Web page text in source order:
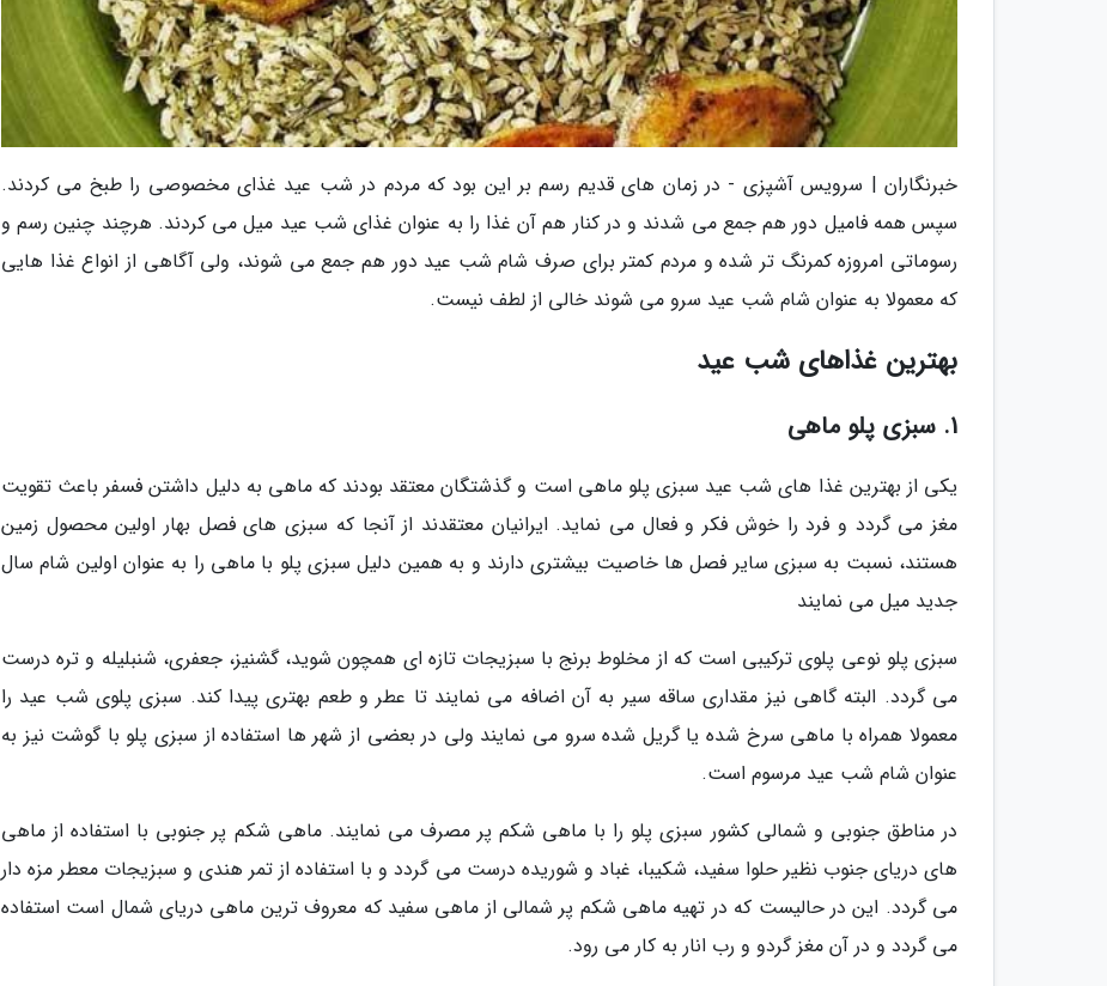
خبرنگاران | سرویس آشپزی - در زمان های قدیم رسم بر این بود که مردم در شب عید غذای مخصوصی را طبخ می کردند.
سپس همه فامیل دور هم جمع می شدند و در کنار هم آن غذا را به عنوان غذای شب عید میل می کردند. هرچند چنین رسم و
رسوماتی امروزه کمرنگ تر شده و مردم کمتر برای صرف شام شب عید دور هم جمع می شوند، ولی آگاهی از انواع غذا هایی
که معمولا به عنوان شام شب عید سرو می شوند خالی از لطف نیست.
بهترین غذاهای شب عید
1. سبزی پلو ماهی
یکی از بهترین غذا های شب عید سبزی پلو ماهی است و گذشتگان معتقد بودند که ماهی به دلیل داشتن فسفر باعث تقویت
مغز می گردد و فرد را خوش فکر و فعال می نماید. ایرانیان معتقدند از آنجا که سبزی های فصل بهار اولین محصول زمین
هستند، نسبت به سبزی سایر فصل ها خاصیت بیشتری دارند و به همین دلیل سبزی پلو با ماهی را به عنوان اولین شام سال
جدید میل می نمایند
سبزی پلو نوعی پلوی ترکیبی است که از مخلوط برنج با سبزیجات تازه ای همچون شوید، گشنیز، جعفری، شنبلیله و تره درست
می گردد. البته گاهی نیز مقداری ساقه سیر به آن اضافه می نمایند تا عطر و طعم بهتری پیدا کند. سبزی پلوی شب عید را
معمولا همراه با ماهی سرخ شده یا گریل شده سرو می نمایند ولی در بعضی از شهر ها استفاده از سبزی پلو با گوشت نیز به
عنوان شام شب عید مرسوم است.
در مناطق جنوبی و شمالی کشور سبزی پلو را با ماهی شکم پر مصرف می نمایند. ماهی شکم پر جنوبی با استفاده از ماهی
های دریای جنوب نظیر حلوا سفید، شکیبا، غباد و شوریده درست می گردد و با استفاده از تمر هندی و سبزیجات معطر مزه دار
می گردد. این در حالیست که در تهیه ماهی شکم پر شمالی از ماهی سفید که معروف ترین ماهی دریای شمال است استفاده
می گردد و در آن مغز گردو و رب انار به کار می رود.